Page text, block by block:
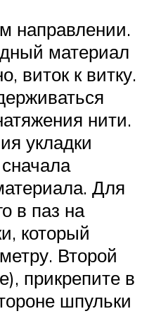
направлении.
материал
виток к витку.
нити.
укладки
Для
в паз на
который
Второй
прикрепите в
шпульки